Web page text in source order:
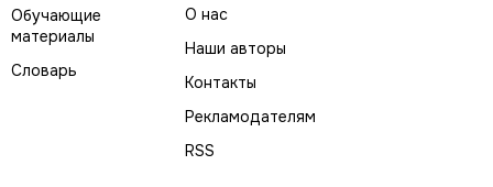
Обучающие
материалы
Словарь
О нас
Наши авторы
Контакты
Рекламодателям
RSS